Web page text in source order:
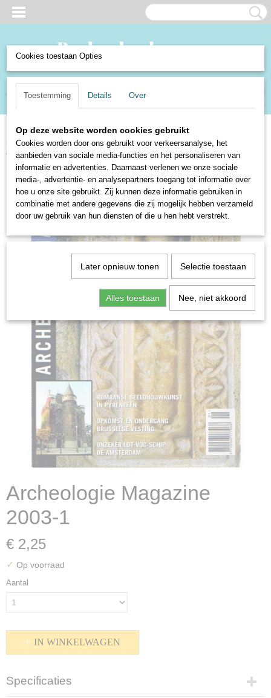
Inloggen Registreren
(0)
Home>Boeken en Strips> Boeken>Non-Fictie>Archeologie>
Archeologie Magazine 2003-1
Archeologie Magazine
2003-1
€ 2,25
✓ Op voorraad
Aantal
IN WINKELWAGEN
Specificaties
Cookies toestaan Opties
Toestemming Details Over
Op deze website worden cookies gebruikt
Cookies worden door ons gebruikt voor verkeersanalyse, het
aanbieden van sociale media-functies en het personaliseren van
informatie en advertenties. Daarnaast verlenen we onze sociale
media-, advertentie- en analysepartners toegang tot informatie over
hoe u onze site gebruikt. Zij kunnen deze informatie gebruiken in
combinatie met andere gegevens die zij mogelijk hebben verzameld
door uw gebruik van hun diensten of die u hen hebt verstrekt.
Later opnieuw tonen Selectie toestaan
Alles toestaan Nee, niet akkoord